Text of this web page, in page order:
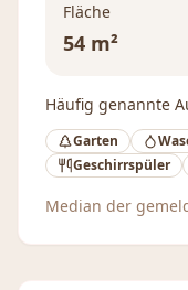
Fläche
54 m²
Häufig genannte
Garten
Geschirrspüler
Median der